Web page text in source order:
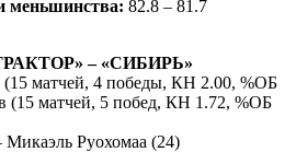
меньшинства: 82.8 – 81.7
– «СИБИРЬ»
матчей, 4 победы, КН 2.00, %ОБ
(15 матчей, 5 побед, КН 1.72, %ОБ
Руохомаа (24)